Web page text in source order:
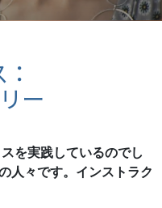
ー
を実践しているのでし
人々です。インストラク